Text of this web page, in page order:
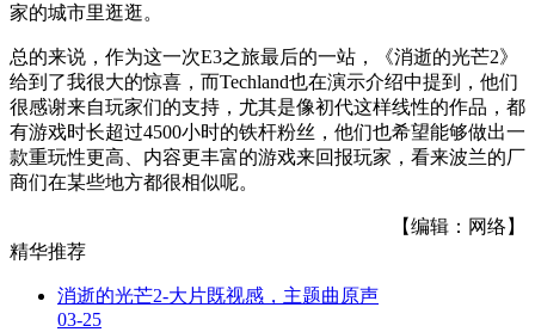
家的城市里逛逛。
总的来说，作为这一次E3之旅最后的一站，《消逝的光芒2》
给到了我很大的惊喜，而Techland也在演示介绍中提到，他们
很感谢来自玩家们的支持，尤其是像初代这样线性的作品，都
有游戏时长超过4500小时的铁杆粉丝，他们也希望能够做出一
款重玩性更高、内容更丰富的游戏来回报玩家，看来波兰的厂
商们在某些地方都很相似呢。
【编辑：网络】
精华推荐
消逝的光芒2-大片既视感，主题曲原声
03-25